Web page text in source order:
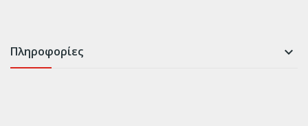
Πληροφορίες 